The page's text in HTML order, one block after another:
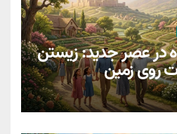
در عصر جدید: زیستن
روی زمین